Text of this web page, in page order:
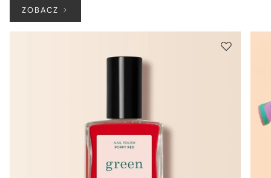
ZOBACZ